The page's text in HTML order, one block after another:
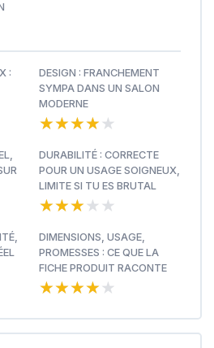
:
DESIGN : FRANCHEMENT
SYMPA DANS UN SALON
MODERNE
★★★★★
★★★★★
DURABILITÉ : CORRECTE
POUR UN USAGE SOIGNEUX,
LIMITE SI TU ES BRUTAL
★★★★★
★★★★★
DIMENSIONS, USAGE,
PROMESSES : CE QUE LA
FICHE PRODUIT RACONTE
★★★★★
★★★★★